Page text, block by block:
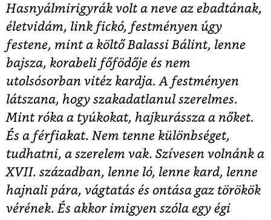
Hasnyálmirigyrák volt a neve az ebadtának,
életvidám, link fickó, festményen úgy
festene, mint a költő Balassi Bálint, lenne
bajsza, korabeli főfödője és nem
utolsósorban vitéz kardja. A festményen
látszana, hogy szakadatlanul szerelmes.
Mint róka a tyúkokat, hajkurássza a nőket.
És a férfiakat. Nem tenne különbséget,
tudhatni, a szerelem vak. Szívesen volnánk a
XVII. században, lenne ló, lenne kard, lenne
hajnali pára, vágtatás és ontása gaz törökök
vérének. És akkor imigyen szóla egy égi